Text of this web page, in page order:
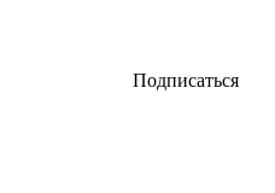
Подписаться